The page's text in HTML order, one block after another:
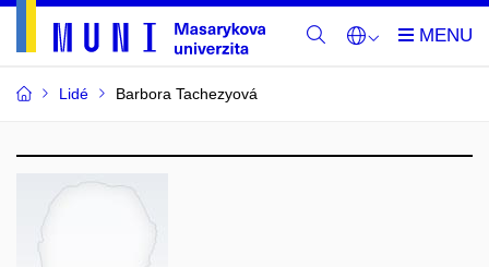
Lidé Barbora Tachezyová